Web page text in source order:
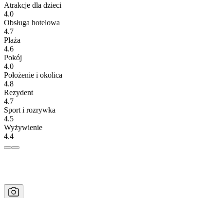
Atrakcje dla dzieci
4.0
Obsługa hotelowa
4.7
Plaża
4.6
Pokój
4.0
Położenie i okolica
4.8
Rezydent
4.7
Sport i rozrywka
4.5
Wyżywienie
4.4